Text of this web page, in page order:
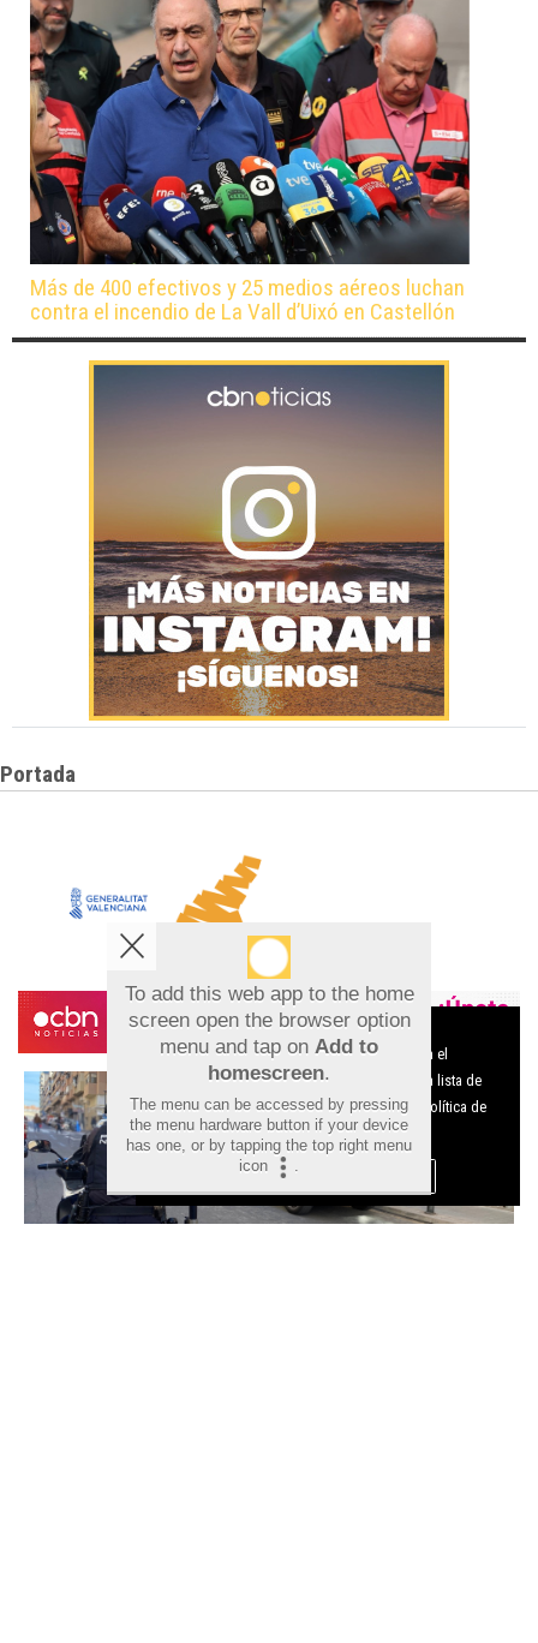
Más de 400 efectivos y 25 medios aéreos luchan
contra el incendio de La Vall d’Uixó en Castellón
Portada
To add this web app to the home
screen open the browser option
menu and tap on Add to
homescreen.
The menu can be accessed by pressing
the menu hardware button if your device
has one, or by tapping the top right menu
icon
.
Aviso sobre el Uso de cookies:
Utilizamos cookies nuestras y de terceros para el
funcionamiento del digital. Puedes consultar la lista de
cookies y como desconectarlas. Ver nuestra Política de
Privacidad y Cookies
Aceptar Cookies